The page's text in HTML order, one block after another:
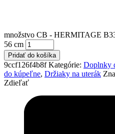
množstvo CB - HERMITAGE
56 cm
Pridať do košíka
9ccf126f4b8f Kategórie: Doplnky
do kúpeľne, Držiaky na uterák
Zdieľať